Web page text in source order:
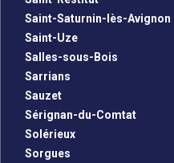
Saint-Saturnin-lès-Avignon
Saint-Uze
Salles-sous-Bois
Sarrians
Sauzet
Sérignan-du-Comtat
Solérieux
Sorgues